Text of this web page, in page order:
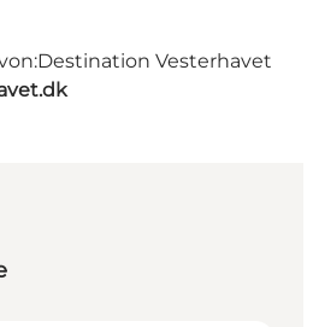
Destination Vesterhavet